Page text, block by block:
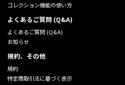
コレクション機能の使い方
よくあるご質問 (Q&A)
よくあるご質問 (Q&A)
お知らせ
規約、その他
規約
特定商取引法に基づく表示